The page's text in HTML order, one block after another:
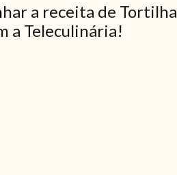
a receita de Tortilha
a Teleculinária!